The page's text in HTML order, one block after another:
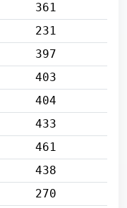
361
231
397
403
404
433
461
438
270